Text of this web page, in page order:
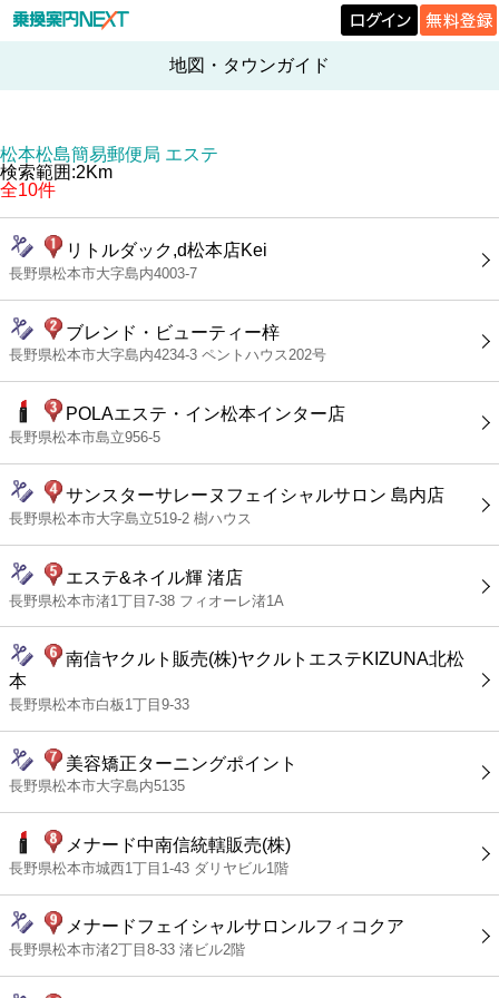
地図・タウンガイド
松本松島簡易郵便局 エステ
検索範囲:2Km
全10件
リトルダック,d松本店Kei
長野県松本市大字島内4003-7
ブレンド・ビューティー梓
長野県松本市大字島内4234-3 ペントハウス202号
POLAエステ・イン松本インター店
長野県松本市島立956-5
サンスターサレーヌフェイシャルサロン 島内店
長野県松本市大字島立519-2 樹ハウス
エステ&ネイル輝 渚店
長野県松本市渚1丁目7-38 フィオーレ渚1A
南信ヤクルト販売(株)ヤクルトエステKIZUNA北松
本
長野県松本市白板1丁目9-33
美容矯正ターニングポイント
長野県松本市大字島内5135
メナード中南信統轄販売(株)
長野県松本市城西1丁目1-43 ダリヤビル1階
メナードフェイシャルサロンルフィコクア
長野県松本市渚2丁目8-33 渚ビル2階